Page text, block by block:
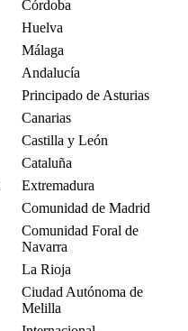
Córdoba
Huelva
Málaga
Andalucía
Principado de Asturias
Canarias
Castilla y León
Cataluña
Extremadura
Comunidad de Madrid
Comunidad Foral de
Navarra
La Rioja
Ciudad Autónoma de
Melilla